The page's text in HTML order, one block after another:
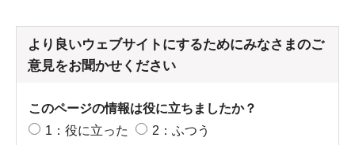
より良いウェブサイトにするためにみなさまのご
意見をお聞かせください
このページの情報は役に立ちましたか？
1：役に立った
2：ふつう